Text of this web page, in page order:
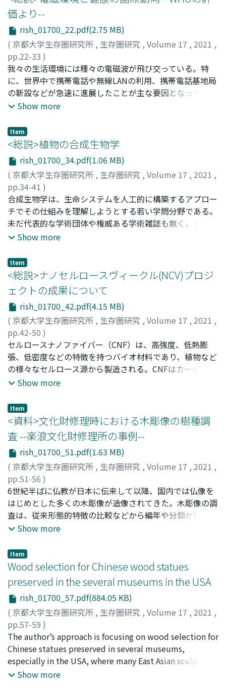
価より--
rish_01700_22.pdf(2.75 MB)
( 京都大学生存圏研究所 , 生存圏研究 , Volume 17 , 2021 ,
pp.22-33 )
宮越, 順二;Miyakoshi, Junji
我々の生活環境には種々の電磁波が飛び交っている。特
に、世界中で携帯電話や無線LANの利用、携帯電話基地局
の新設などが急速に進展したことが主な要因となってい
る。さらに近未来社会では、多種多様な電磁環境は、ます
いこともあり、電磁波の健康への影響について不安を抱い
ている人が多い。ここでは、高周波の電磁環境について世
界保健機関(WHO)や国際がん研究機関(IARC)をはじめとし
た国際機関によるこれまでの人の健康への評価を紹介す
る。
Show more
Item
<総説>植物の合成生物学
rish_01700_34.pdf(1.06 MB)
( 京都大学生存圏研究所 , 生存圏研究 , Volume 17 , 2021 ,
pp.34-41 )
草野, 博彰;Kusano, Hiroaki
合成生物学は、生命システムを人工的に構築するアプロー
チでその仕組みを理解しようとする若い学問分野である。
未だ代表的な学術団体や権威ある学術雑誌も無く、その理
想的な姿を体現するような研究報告例も僅かだが、昨今の
み込んで自動的に生命システムを構築する技術の発達によ
り、そのアプローチは徐々に現実的になりつつある。植物
に関する合成生物学研究の中には、有用で希少な植物の機
能を大規模に実用化した例もある。また、医薬品の生産や
循環型資源システムの創造を目指すものなどは「生存圏の
科学」との関わりも深い。本稿では、植物の合成生物学の
これまでの成果や技術的な課題、および著者や生存圏研究
所における取り組みについて紹介する。
Show more
Item
<総説>ナノセルロースヴィークル(NCV)プロジ
ェクトの成果について
rish_01700_42.pdf(4.15 MB)
( 京都大学生存圏研究所 , 生存圏研究 , Volume 17 , 2021 ,
pp.42-50 )
臼杵, 有光;Usuki, Arimitsu
セルロースナノファイバー（CNF）は、高強度、低熱膨
張、低密度などの特徴を持つバイオ材料であり、植物など
の様々なセルロース源から製造される。CNFはカーボンニ
ュートラルで再生可能な素材であり、それを樹脂中に分散
用することにより2016年10月からナノセルロースヴィー
クル（NCV）プロジェクトを実施した。ここでは自動車の
軽量化により、排出される二酸化炭素（CO₂）の削減につ
ながり、地球温暖化対策への貢献を目的とした。国内の大
学や研究機関、自動車メーカーなど22の機関が協力して実
施した。東京モーターショー2019では、CNFを使用した
13個のCNF部品を搭載したコンセプトカーを展示し、国内
外にそのポテンシャルを発信した。その評価結果では、
CNFベースの材料を使用することで、自動車部品の軽量化
に有利であることが実証できた。
Show more
Item
<資料>文化財修理時における木彫像の樹種調
査 --楽浪文化財修理所の事例--
rish_01700_51.pdf(1.63 MB)
( 京都大学生存圏研究所 , 生存圏研究 , Volume 17 , 2021 ,
pp.51-56 )
田鶴, 寿弥子;杉山, 淳司;Tazuru-Mizuno, Suyako;
Sugiyama, Junji
6世紀半ばに仏教が日本に伝来して以降、国内では仏像を
はじめとした多くの木彫像が造像されてきた。木彫像の調
査は、従来形態的特徴の比較などから編年や分類が行われ
てきたが、近年その科学的調査がより注目されてきてい
るものの、文化財の本質、材料、産地などを知ることにも
つながることから重要視されている。樹種調査では、文化
財の背部や見えない部分などから、わずかとはいえ木片を
採取する必要があり、そのことが文化財調査の障壁となっ
てきたケースも多かった。文化財は、数十年数百年のサイ
クルで適切な修理が行われる必要があり、その修理の機会
には、腐れや傷んだ部分を取り去り、新材に交換すること
も多い。このような文化財修理は、樹種識別のために必要
な剥離片が得やすい絶好の機会ともいえ、文化財修理所と
の共同研究を行うことで、樹種データベースの獲得、樹種
情報のフィードバックが可能となる。また修理における新
Show more
Item
Wood selection for Chinese wood statues
preserved in the several museums in the USA
rish_01700_57.pdf(884.05 KB)
( 京都大学生存圏研究所 , 生存圏研究 , Volume 17 , 2021 ,
pp.57-59 )
Tazuru-Mizuno, Suyako
The author’s approach is focusing on wood selection for
Chinese statues preserved in several museums,
especially in the USA, where many East Asian sculptures
are preserved, to get a deeper understanding of the
Show more